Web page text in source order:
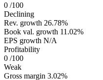
0 /100
Declining
Rev. growth 26.78%
Book val. growth 11.02%
EPS growth N/A
Profitability
0 /100
Weak
Gross margin 3.02%